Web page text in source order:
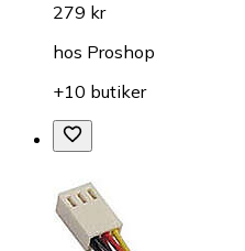
279 kr
hos Proshop
+10 butiker